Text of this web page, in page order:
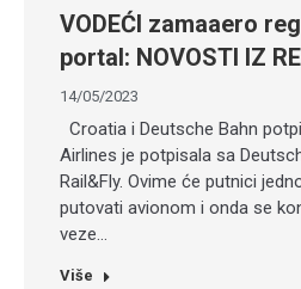
VODEĆI zamaaero
portal: NOVOSTI IZ
14/05/2023
Croatia i Deutsche Bahn
Airlines je potpisala sa
Rail&Fly. Ovime će putnici
putovati avionom i onda se
veze…
Više